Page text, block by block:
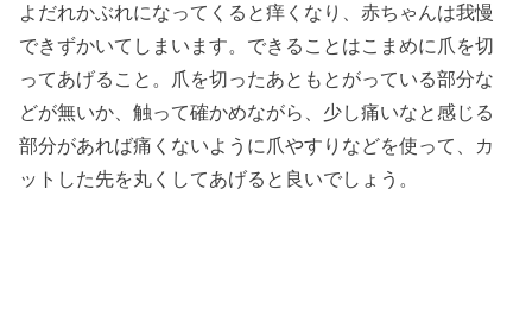
よだれかぶれになってくると痒くなり、赤ちゃんは我慢
できずかいてしまいます。できることはこまめに爪を切
ってあげること。爪を切ったあともとがっている部分な
どが無いか、触って確かめながら、少し痛いなと感じる
部分があれば痛くないように爪やすりなどを使って、カ
ットした先を丸くしてあげると良いでしょう。